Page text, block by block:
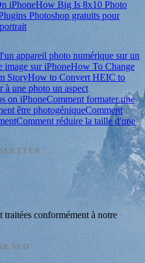
iPhoneHow Big Is 8x10 Photo
Photoshop gratuits pour
appareil photo numérique sur un
image sur iPhoneHow To Change
StoryHow to Convert HEIC to
à une photo un aspect
on iPhoneComment formater une
être photogéniqueComment
Comment réduire la taille d'une
traitées conformément à notre
NEO